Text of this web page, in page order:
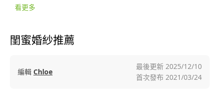
看更多
閨蜜婚紗推薦
編輯 Chloe
最後更新 2025/12/10
首次發布 2021/03/24